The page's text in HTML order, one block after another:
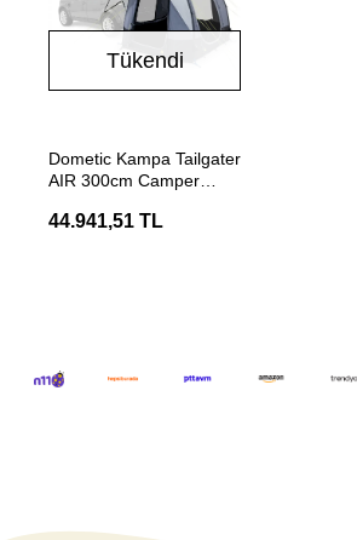
Tükendi
Dometic Kampa Tailgater
AIR 300cm Camper
44.941,51 TL